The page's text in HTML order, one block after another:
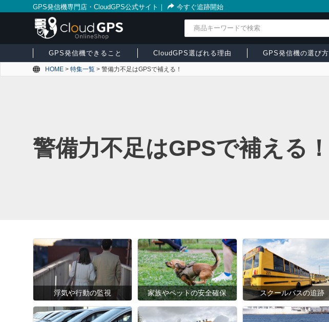
GPS発信機専門店・CloudGPS公式サイト ｜ 今すぐ追跡開始
GPS発信機できること CloudGPS選ばれる理由 GPS発信機の選び方
HOME > 特集一覧 > 警備力不足はGPSで補える！
警備力不足はGPSで補える！
浮気や行動の監視 家族やペットの安全確保 スクールバスの追跡